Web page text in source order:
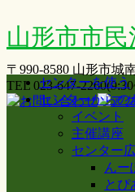
山形市市
〒990-8580 山形市城
TEL 023-647-
センターを使う
センターからの
イベント
主催講座
センター
んー
とぴ